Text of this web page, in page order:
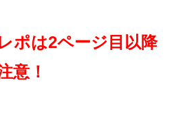
ポは2ページ目以降
意！